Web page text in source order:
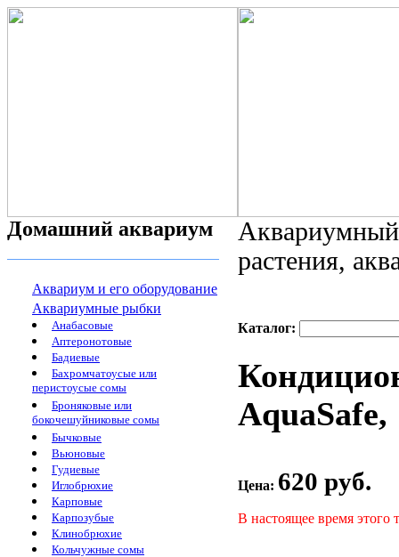
Домашний аквариум
Аквариум и его оборудование
Аквариумные рыбки
Анабасовые
Аптеронотовые
Бадиевые
Бахромчатоусые или
перистоусые сомы
Броняковые или
бокочешуйниковые сомы
Бычковые
Вьюновые
Гудиевые
Иглобрюхие
Карповые
Карпозубые
Клинобрюхие
Кольчужные сомы
растения,
Каталог:
AquaSafe,
Цена: 620 руб.
В настоящее время этого